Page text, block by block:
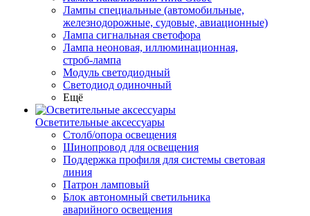
Лампы специальные (автомобильные,
железнодорожные, судовые, авиационные)
Лампа сигнальная светофора
Лампа неоновая, иллюминационная,
строб-лампа
Модуль светодиодный
Светодиод одиночный
Ещё
Осветительные аксессуары
Столб/опора освещения
Шинопровод для освещения
Поддержка профиля для системы световая
линия
Патрон ламповый
Блок автономный светильника
аварийного освещения